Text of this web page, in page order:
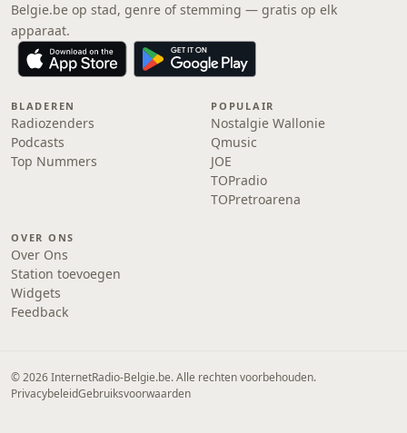
Belgie.be op stad, genre of stemming — gratis op elk
apparaat.
BLADEREN
Radiozenders
Podcasts
Top Nummers
POPULAIR
Nostalgie Wallonie
Qmusic
JOE
TOPradio
TOPretroarena
OVER ONS
Over Ons
Station toevoegen
Widgets
Feedback
© 2026 InternetRadio-Belgie.be. Alle rechten voorbehouden.
PrivacybeleidGebruiksvoorwaarden